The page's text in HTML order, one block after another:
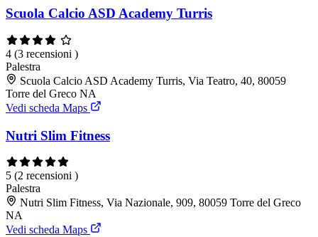
Scuola Calcio ASD Academy Turris
4 (3 recensioni )
Palestra
Scuola Calcio ASD Academy Turris, Via Teatro, 40, 80059
Torre del Greco NA
Vedi scheda Maps
Nutri Slim Fitness
5 (2 recensioni )
Palestra
Nutri Slim Fitness, Via Nazionale, 909, 80059 Torre del Greco
NA
Vedi scheda Maps